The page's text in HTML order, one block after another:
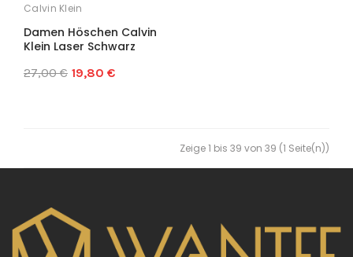
Calvin Klein
Damen Höschen Calvin
Klein Laser Schwarz
27,00 € 19,80 €
Zeige 1 bis 39 von 39 (1 Seite(n))